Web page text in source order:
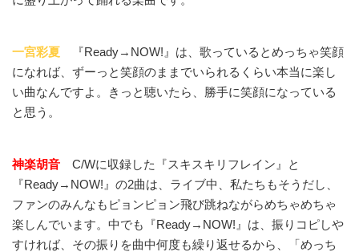
一宮彩夏
『Ready→NOW!』は、歌っているとめっちゃ笑顔
になれば、ずーっと笑顔のままでいられるくらい本当に楽し
い曲なんですよ。きっと聴いたら、勝手に笑顔になっている
と思う。
神楽胡音 C/Wに収録した『スキスキリフレイン』と
『Ready→NOW!』の2曲は、ライブ中、私たちもそうだし、
ファンのみんなもピョンピョン飛び跳ねながらめちゃめちゃ
楽しんでいます。中でも『Ready→NOW!』は、振りコピしや
すければ、その振りを曲中何度も繰り返せるから、「めっち